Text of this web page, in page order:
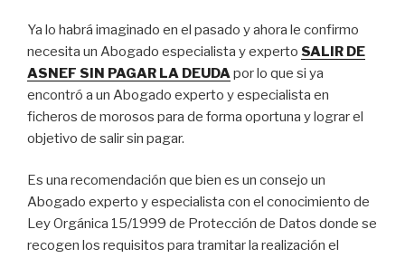
Ya lo habrá imaginado en el pasado y ahora le confirmo
necesita un Abogado especialista y experto SALIR DE
ASNEF SIN PAGAR LA DEUDApor lo que si ya
encontró a un Abogado experto y especialista en
ficheros de morosos para de forma oportuna y lograr el
objetivo de salir sin pagar.
Es una recomendación que bien es un consejo un
Abogado experto y especialista con el conocimiento de
Ley Orgánica 15/1999 de Protección de Datos donde se
recogen los requisitos para tramitar la realización el